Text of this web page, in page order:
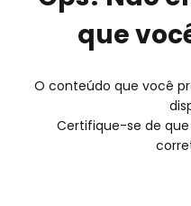
que
O conteúdo que você
Certifique-se de